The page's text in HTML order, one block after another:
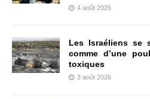
4 août 2026
Les Israéliens se
comme d’une
toxiques
3 août 2026